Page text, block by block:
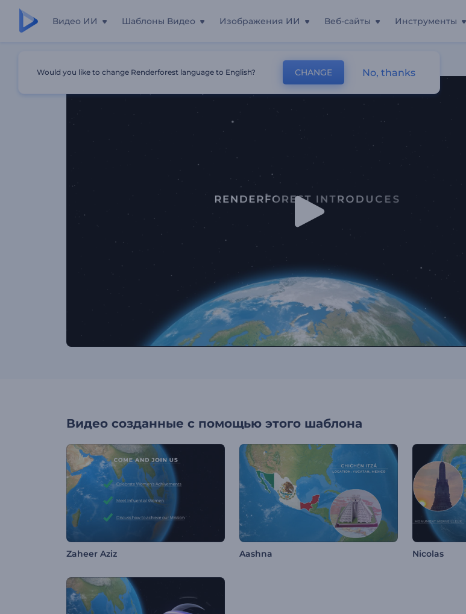
Видео ИИ Шаблоны Видео Изображения ИИ Веб-сайты Инструменты
Набор Для Создания Видео Карта Мира
Видео созданные с помощью этого шаблона
Zaheer Aziz Aashna Nicolas
Would you like to change Renderforest language to English? CHANGE No, thanks